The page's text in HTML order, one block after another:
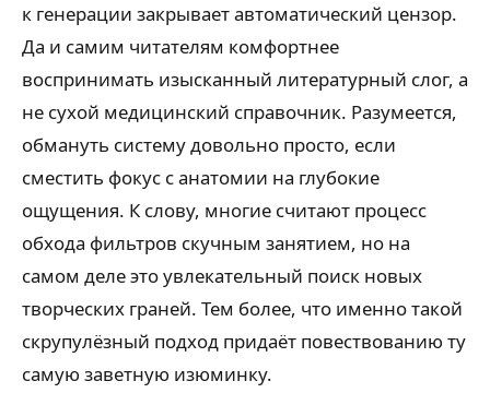
к генерации закрывает автоматический цензор.
Да и самим читателям комфортнее
воспринимать изысканный литературный слог, а
не сухой медицинский справочник. Разумеется,
обмануть систему довольно просто, если
сместить фокус с анатомии на глубокие
ощущения. К слову, многие считают процесс
обхода фильтров скучным занятием, но на
самом деле это увлекательный поиск новых
творческих граней. Тем более, что именно такой
скрупулёзный подход придаёт повествованию ту
самую заветную изюминку.